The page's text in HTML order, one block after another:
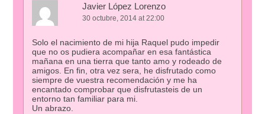
Javier López Lorenzo
30 octubre, 2014 at 22:00
Solo el nacimiento de mi hija Raquel pudo impedir
que no os pudiera acompañar en esa fantástica
mañana en una tierra que tanto amo y rodeado de
amigos. En fin, otra vez sera, he disfrutado como
siempre de vuestra recomendación y me ha
encantado comprobar que disfrutasteis de un
entorno tan familiar para mi.
Un abrazo.